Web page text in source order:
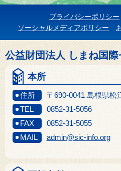
プライバシーポリシー
ソーシャルメディアポリシー
公益財団法人 しまね国
本所
住所 〒690-0041 島根県松
TEL
0852-31-5056
FAX
0852-31-5055
MAIL
admin@sic-info.org